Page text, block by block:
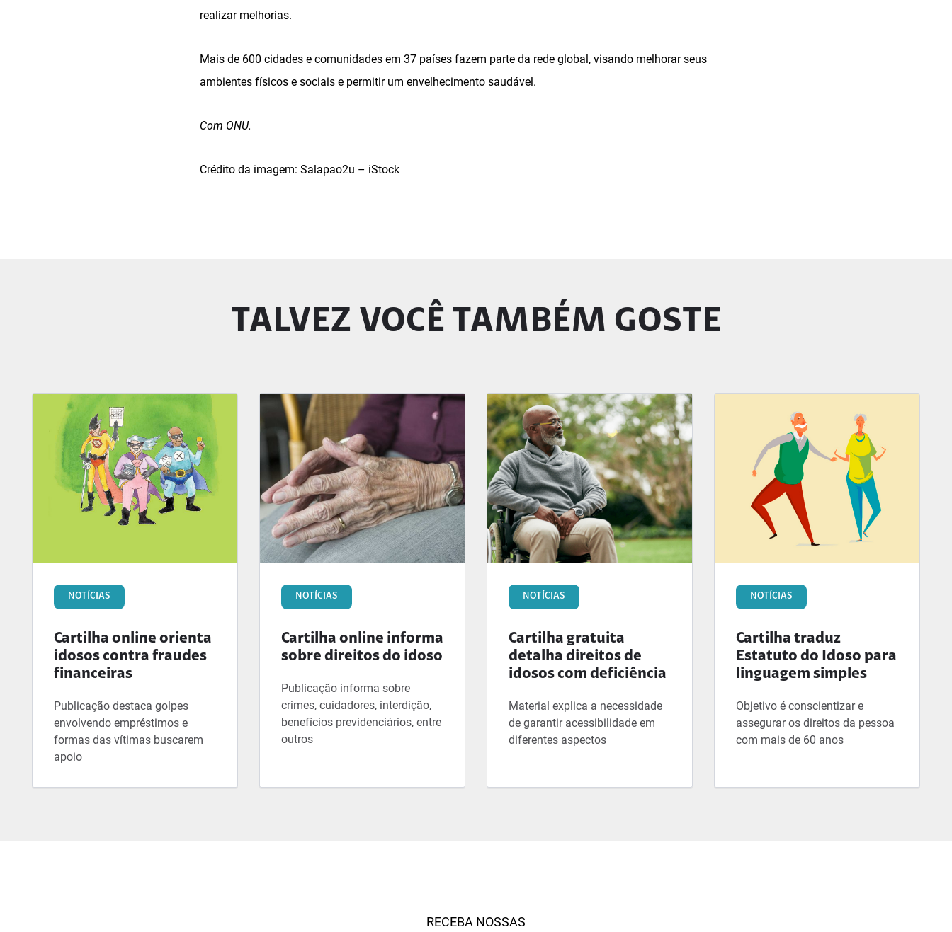
realizar melhorias.
Mais de 600 cidades e comunidades em 37 países fazem parte da rede global, visando melhorar seus
ambientes físicos e sociais e permitir um envelhecimento saudável.
Com ONU.
Crédito da imagem: Salapao2u – iStock
TALVEZ VOCÊ TAMBÉM GOSTE
NOTÍCIAS
Cartilha online orienta
idosos contra fraudes
financeiras
Publicação destaca golpes
envolvendo empréstimos e
formas das vítimas buscarem
apoio
NOTÍCIAS
Cartilha online informa
sobre direitos do idoso
Publicação informa sobre
crimes, cuidadores, interdição,
benefícios previdenciários, entre
outros
NOTÍCIAS
Cartilha gratuita
detalha direitos de
idosos com deficiência
Material explica a necessidade
de garantir acessibilidade em
diferentes aspectos
NOTÍCIAS
Cartilha traduz
Estatuto do Idoso para
linguagem simples
Objetivo é conscientizar e
assegurar os direitos da pessoa
com mais de 60 anos
RECEBA NOSSAS